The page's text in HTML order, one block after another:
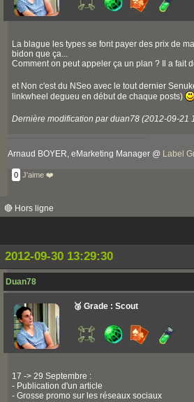
La blague les types se font payer des prix de
bidon que ça...
Comment on peut appeler ça un plan ? Il a fait
et Non c'est du NSeo avec le tout dernier
linkwheel degueu en début de chaque posts)
Dernière modification par duan78 (2012-09-21
Arnaud BOYER, eMarketing Manager @ Label
0 J'aime ❤️
🔴 Hors ligne
2012-09-30 13:29:30
Duan78
🥉 Grade : Scout
17 -> 29 Septembre :
- Publication d'un article
- Grosse promo sur les réseaux sociaux